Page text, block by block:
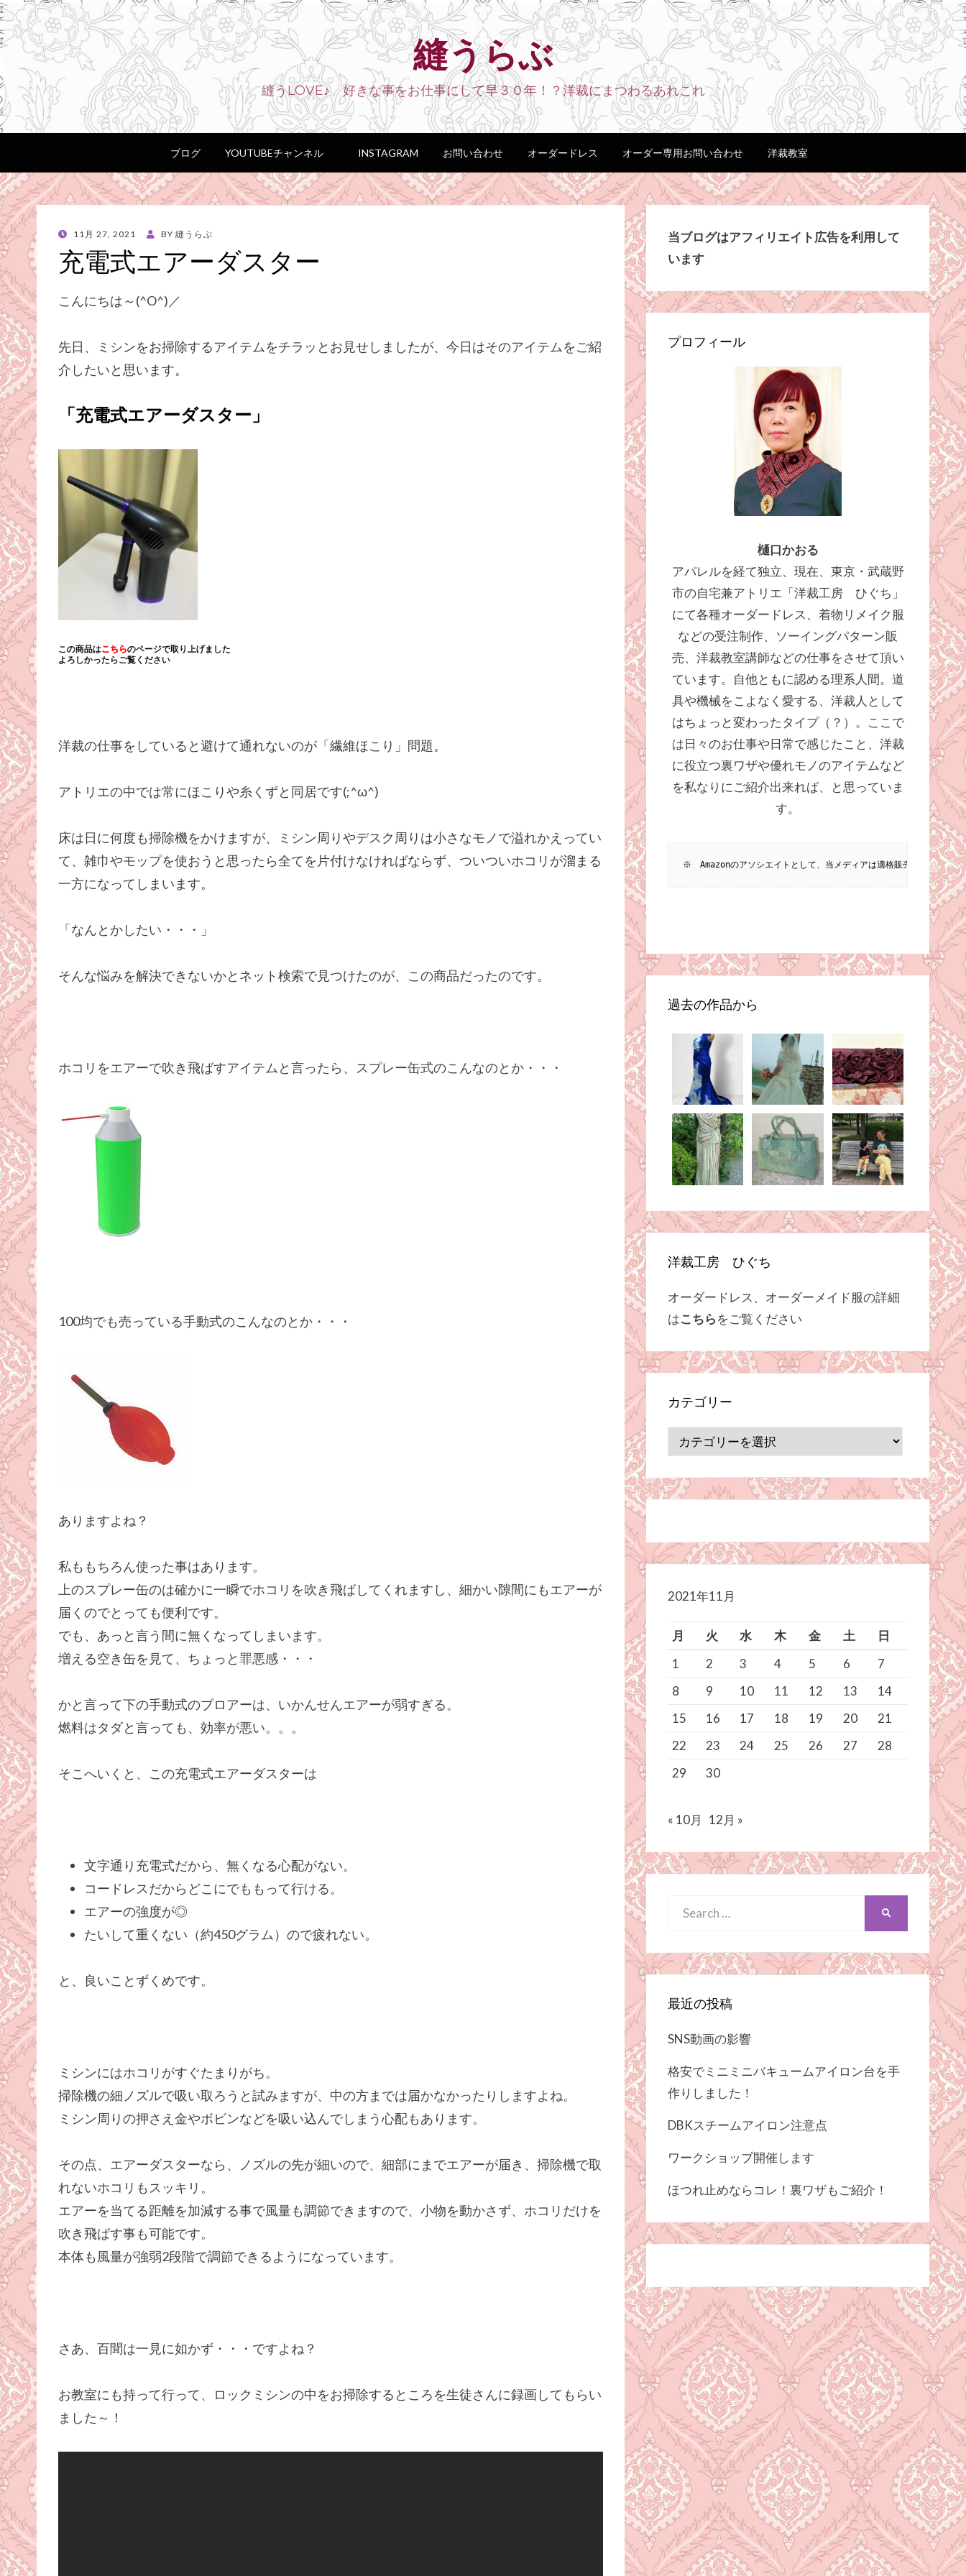
縫うらぶ
縫うLOVE♪ 好きな事をお仕事にして早３０年！？洋裁にまつわるあれこれ
ブログ YOUTUBEチャンネル INSTAGRAM お問い合わせ オーダードレス オーダー専用お問い合わせ 洋裁教室
POSTED
ON
11月 27, 2021 BY 縫うらぶ
充電式エアーダスター
こんにちは～(^O^)／
先日、ミシンをお掃除するアイテムをチラッとお見せしましたが、今日はそのアイテムをご紹
介したいと思います。
「充電式エアーダスター」
この商品はこちらのページで取り上げました
よろしかったらご覧ください
洋裁の仕事をしていると避けて通れないのが「繊維ほこり」問題。
アトリエの中では常にほこりや糸くずと同居です(;^ω^)
床は日に何度も掃除機をかけますが、ミシン周りやデスク周りは小さなモノで溢れかえってい
て、雑巾やモップを使おうと思ったら全てを片付けなければならず、ついついホコリが溜まる
一方になってしまいます。
「なんとかしたい・・・」
そんな悩みを解決できないかとネット検索で見つけたのが、この商品だったのです。
ホコリをエアーで吹き飛ばすアイテムと言ったら、スプレー缶式のこんなのとか・・・
100均でも売っている手動式のこんなのとか・・・
ありますよね？
私ももちろん使った事はあります。
上のスプレー缶のは確かに一瞬でホコリを吹き飛ばしてくれますし、細かい隙間にもエアーが
届くのでとっても便利です。
でも、あっと言う間に無くなってしまいます。
増える空き缶を見て、ちょっと罪悪感・・・
かと言って下の手動式のブロアーは、いかんせんエアーが弱すぎる。
燃料はタダと言っても、効率が悪い。。。
そこへいくと、この充電式エアーダスターは
文字通り充電式だから、無くなる心配がない。
コードレスだからどこにでももって行ける。
エアーの強度が◎
たいして重くない（約450グラム）ので疲れない。
と、良いことずくめです。
ミシンにはホコリがすぐたまりがち。
掃除機の細ノズルで吸い取ろうと試みますが、中の方までは届かなかったりしますよね。
ミシン周りの押さえ金やボビンなどを吸い込んでしまう心配もあります。
その点、エアーダスターなら、ノズルの先が細いので、細部にまでエアーが届き、掃除機で取
れないホコリもスッキリ。
エアーを当てる距離を加減する事で風量も調節できますので、小物を動かさず、ホコリだけを
吹き飛ばす事も可能です。
本体も風量が強弱2段階で調節できるようになっています。
さあ、百聞は一見に如かず・・・ですよね？
お教室にも持って行って、ロックミシンの中をお掃除するところを生徒さんに録画してもらい
ました～！
当ブログはアフィリエイト広告を利用して
います
プロフィール
樋口かおる
アパレルを経て独立、現在、東京・武蔵野
市の自宅兼アトリエ「洋裁工房 ひぐち」
にて各種オーダードレス、着物リメイク服
などの受注制作、ソーイングパターン販
売、洋裁教室講師などの仕事をさせて頂い
ています。自他ともに認める理系人間。道
具や機械をこよなく愛する、洋裁人として
はちょっと変わったタイプ（？）。ここで
は日々のお仕事や日常で感じたこと、洋裁
に役立つ裏ワザや優れモノのアイテムなど
を私なりにご紹介出来れば、と思っていま
す。
※　Amazonのアソシエイトとして、当メディアは適格販売により収入を
過去の作品から
洋裁工房 ひぐち
オーダードレス、オーダーメイド服の詳細
はこちらをご覧ください
カテゴリー
テ
ゴ
リ
2021年11月
月 火 水 木 金 土
日
1
2 3 4 5 6
7
8
9 10 11 12 13
14
15
16 17 18 19 20
21
22
23 24 25 26 27
28
29
30
« 10月 12月 »
Search
最近の投稿
SNS動画の影響
格安でミニミニバキュームアイロン台を手
作りしました！
DBKスチームアイロン注意点
ワークショップ開催します
ほつれ止めならコレ！裏ワザもご紹介！